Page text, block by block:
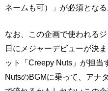
ネームも可）」が必須となる
なお、この企画で使われる
日にメジャーデビューが決
ット「Creepy Nuts」が担当
NutsのBGMに乗って、アナ